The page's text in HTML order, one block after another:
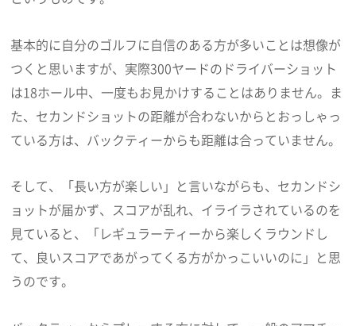
基本的に自分のゴルフに自信のある方が多いことは想像が
つくと思いますが、実際300ヤードのドライバーショット
は18ホール中、一度もお見かけすることはありません。ま
た、セカンドショットの距離が合わないからとおっしゃっ
ている方は、バックティーからも距離は合っていません。
そして、「長い方が楽しい」と言いながらも、セカンドシ
ョットが届かず、スコアが乱れ、イライラされているのを
見ていると、「レギュラーティーから楽しくラウンドし
て、良いスコアであがってくる方がかっこいいのに」と思
うのです。